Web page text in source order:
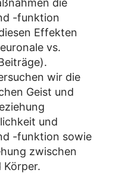
die
-funktion
Effekten
vs.
wir die
Geist und
und
-funktion sowie
zwischen
Körper.